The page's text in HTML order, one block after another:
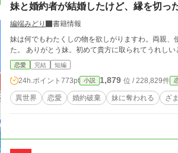
妹と婚約者が結婚したけど、縁を切っ
編端みどり
書籍情報
妹は何でもわたくしの物を欲しがりますわ。両親
た。 ありがとう妹。初めて貴方に取られてうれしい
恋愛 完結 短編
24h.ポイント 773pt 小説 1,879 位 / 228,829件
異世界 恋愛 婚約破棄 妹に奪われる ざ